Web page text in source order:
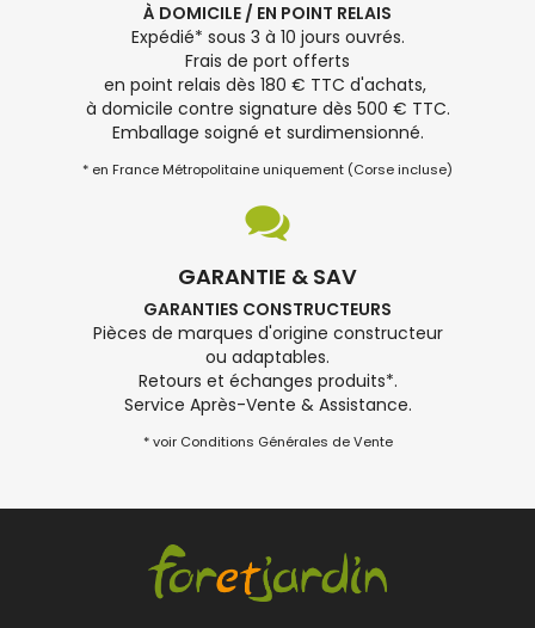
À DOMICILE / EN POINT RELAIS
Expédié* sous 3 à 10 jours ouvrés.
Frais de port offerts
en point relais dès 180 € TTC d'achats,
à domicile contre signature dès 500 € TTC.
Emballage soigné et surdimensionné.
* en France Métropolitaine uniquement (Corse incluse)
GARANTIE & SAV
GARANTIES CONSTRUCTEURS
Pièces de marques d'origine constructeur
ou adaptables.
Retours et échanges produits*.
Service Après-Vente & Assistance.
* voir Conditions Générales de Vente